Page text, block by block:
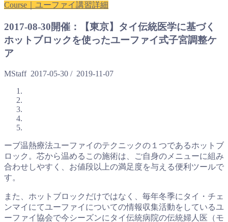
Course｜ユーファイ講習詳細
2017-08-30開催：【東京】タイ伝統医学に基づく
ホットブロックを使ったユーファイ式子宮調整ケ
ア
MStaff 2017-05-30 / 2019-11-07
ーブ温熱療法ユーファイのテクニックの１つであるホットブ
ロック。芯から温めるこの施術は、ご自身のメニューに組み
合わせしやすく、お値段以上の満足度を与える便利ツールで
す。
また、ホットブロックだけではなく、毎年冬季にタイ・チェ
ンマイにてユーファイについての情報収集活動をしているユ
ーファイ協会で今シーズンにタイ伝統病院の伝統婦人医（モ